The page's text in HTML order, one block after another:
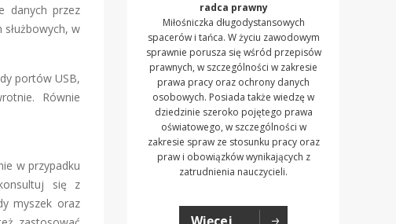
danych przez
w
portów USB,
Równie
w przypadku
się z
myszek oraz
radca prawny
Miłośniczka długodystansowych
spacerów i tańca. W życiu zawodowym
sprawnie porusza się wśród przepisów
prawnych, w szczególności w zakresie
prawa pracy oraz ochrony danych
osobowych. Posiada także wiedzę w
dziedzinie szeroko pojętego prawa
oświatowego, w szczególności w
zakresie spraw ze stosunku pracy oraz
praw i obowiązków wynikających z
zatrudnienia nauczycieli.